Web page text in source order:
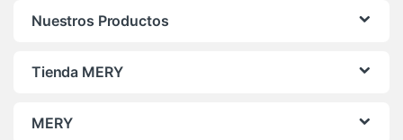
Nuestros Productos
Tienda MERY
MERY